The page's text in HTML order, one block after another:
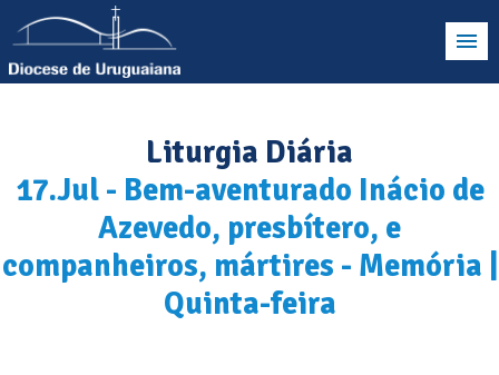
Liturgia Diária
17.Jul - Bem-aventurado Inácio de
Azevedo, presbítero, e
companheiros, mártires - Memória |
Quinta-feira